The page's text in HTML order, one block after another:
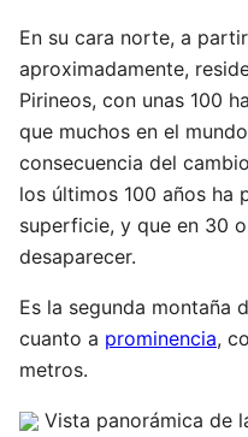
En su cara norte, a
aproximadamente,
Pirineos, con unas 100
que muchos en el
consecuencia del
los últimos 100 años ha
superficie, y que en 30
desaparecer.
Es la segunda montaña
cuanto a prominencia,
metros.
Vista panorámica de